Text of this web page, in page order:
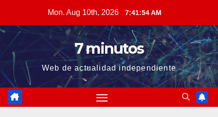
content
Mon. Aug 10th, 2026 7:41:55 AM
7 minutos
Web de actualidad independiente